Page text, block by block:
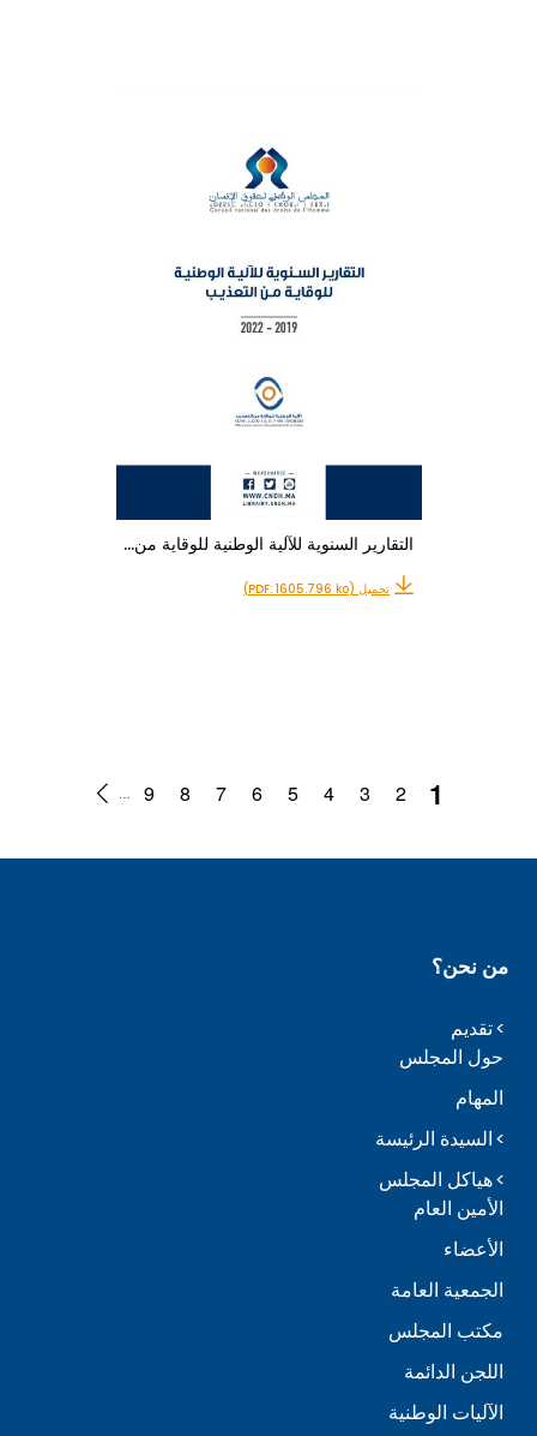
التقارير السنوية للآلية الوطنية للوقاية من…
تحميل (PDF: 1605.796 ko)
1
2
3
4
5
6
7
8
9
من نحن؟
تقديم
حول المجلس
المهام
السيدة الرئيسة
هياكل المجلس
الأمين العام
الأعضاء
الجمعية العامة
مكتب المجلس
اللجن الدائمة
الآليات الوطنية